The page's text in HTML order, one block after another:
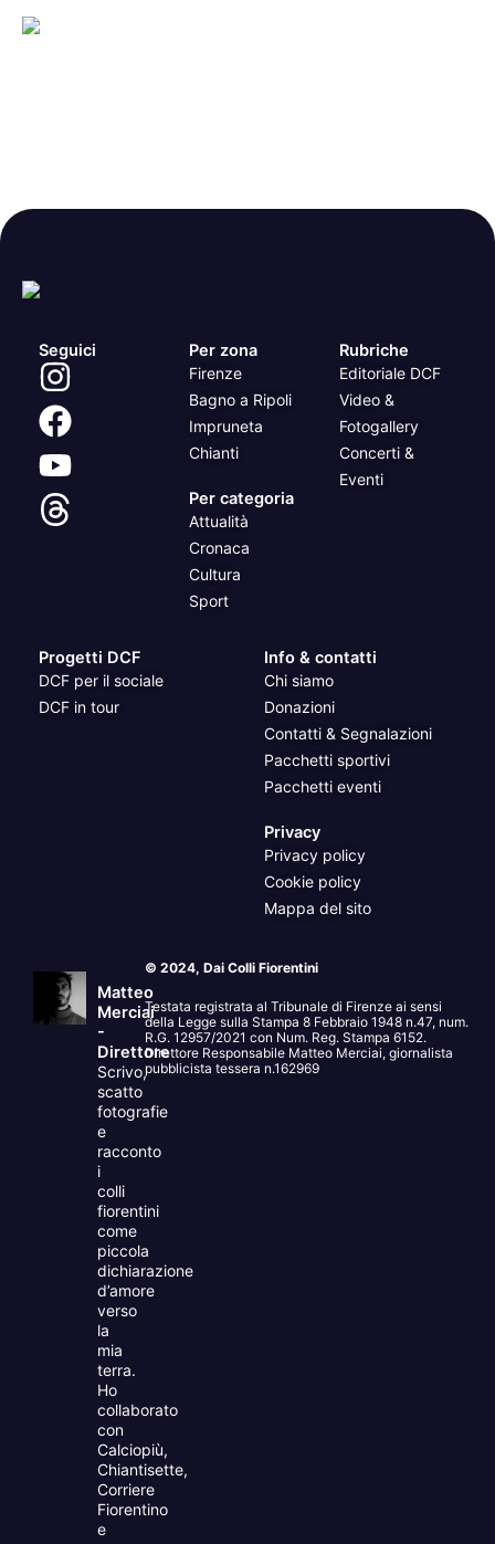
Seguici Per zona
Firenze
Bagno a Ripoli
Impruneta
Chianti
Per categoria
Attualità
Cronaca
Cultura
Sport
Rubriche
Editoriale DCF
Video &
Fotogallery
Concerti &
Eventi
Progetti DCF
DCF per il sociale
DCF in tour
Info & contatti
Chi siamo
Donazioni
Contatti & Segnalazioni
Pacchetti sportivi
Pacchetti eventi
Privacy
Privacy policy
Cookie policy
Mappa del sito
Matteo
Merciai
-
Direttore
Scrivo,
scatto
fotografie
e
racconto
i
colli
fiorentini
come
piccola
dichiarazione
d’amore
verso
la
mia
terra.
Ho
collaborato
con
Calciopiù,
Chiantisette,
Corriere
Fiorentino
e
© 2024, Dai Colli Fiorentini
Testata registrata al Tribunale di Firenze ai sensi
della Legge sulla Stampa 8 Febbraio 1948 n.47, num.
R.G. 12957/2021 con Num. Reg. Stampa 6152.
Direttore Responsabile Matteo Merciai, giornalista
pubblicista tessera n.162969